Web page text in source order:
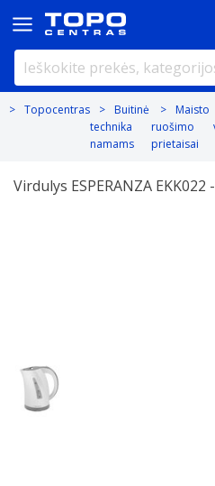
Topocentras
Buitinė
technika
namams
Maisto
ruošimo
prietaisai
Virdulys ESPERANZA